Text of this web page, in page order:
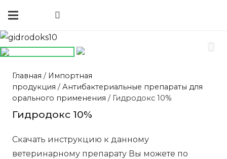
Главная / Импортная
продукция /Антибактериальные препараты для
орального применения / Гидродокс 10%
Гидродокс 10%
Скачать инструкцию к данному
ветеринарному препарату Вы можете по